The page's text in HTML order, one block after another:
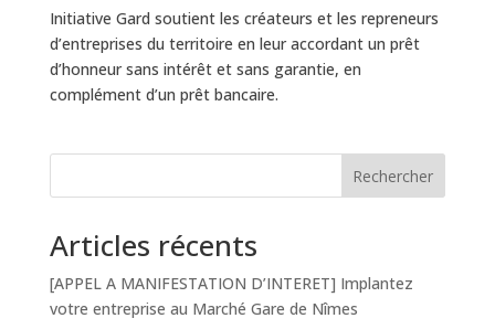
Initiative Gard soutient les créateurs et les repreneurs
d’entreprises du territoire en leur accordant un prêt
d’honneur sans intérêt et sans garantie, en
complément d’un prêt bancaire.
Rechercher
Articles récents
[APPEL A MANIFESTATION D’INTERET] Implantez
votre entreprise au Marché Gare de Nîmes